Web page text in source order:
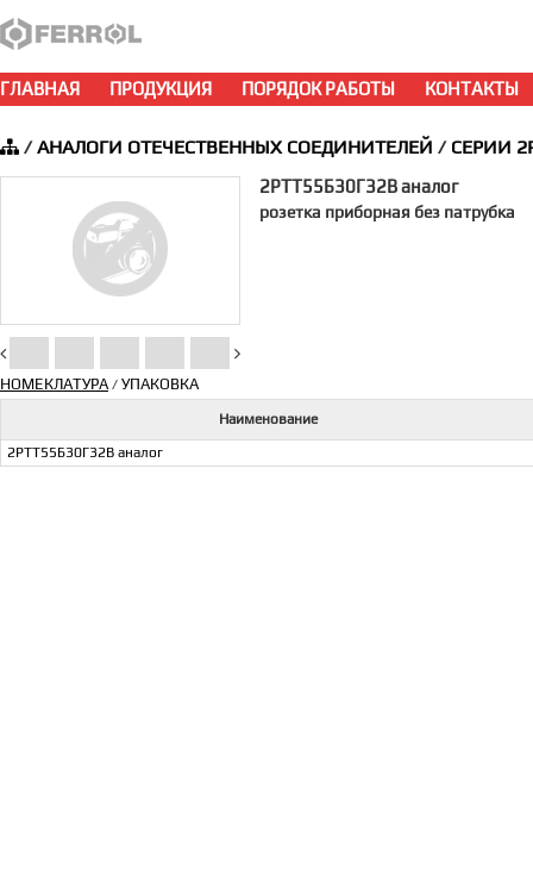
ГЛАВНАЯ ПРОДУКЦИЯ ПОРЯДОК РАБОТЫ КОНТАКТЫ
/АНАЛОГИ ОТЕЧЕСТВЕННЫХ СОЕДИНИТЕЛЕЙ / СЕРИИ
2РТТ55Б30Г32В аналог
розетка приборная без патрубка
НОМЕКЛАТУРА/ УПАКОВКА
Наименование
2РТТ55Б30Г32В аналог